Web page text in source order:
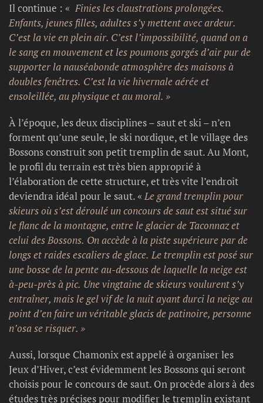
Il continue : « Finies les claustrations prolongées.
Enfants, jeunes filles, adultes s’y mettent avec ardeur.
C’est la vie en plein air. C’est l’impossibilité, quand on a
le sang en mouvement et les poumons gorgés d’air pur de
supporter la nauséabonde atmosphère des maisons à
doubles fenêtres. C’est la vie hivernale aérée et
ensoleillée, au physique et au moral. »
À l’époque, les deux disciplines – saut et ski – n’en
forment qu’une seule, le ski nordique, et le village des
Bossons construit son petit tremplin de saut. Au Mont,
le profil du terrain est très bien approprié à
l’élaboration de cette structure, et très vite l’endroit
deviendra idéal pour le saut. «Le grand tremplin pour
skieurs où s’est déroulé un concours de saut est situé sur
le flanc de la montagne, entre le glacier de Taconnaz et
celui des Bossons. On accède à la piste supérieure par de
longs et raides escaliers de glace. Le tremplin est posé sur
une bosse de la pente au-dessous de laquelle la neige est
à-peu-près à pic. Une vingtaine de skieurs voulurent s’y
entraîner, mais le gel vif de la nuit ayant durci la neige au
point d’en faire un véritable glacis de patinoire, personne
n’osa se risquer. »
Aussi, lorsque Chamonix est appelé à organiser les
Jeux d’Hiver, c’est évidemment les Bossons qui seront
choisis pour le concours de saut. On procède alors à des
études très précises pour modifier le tremplin existant